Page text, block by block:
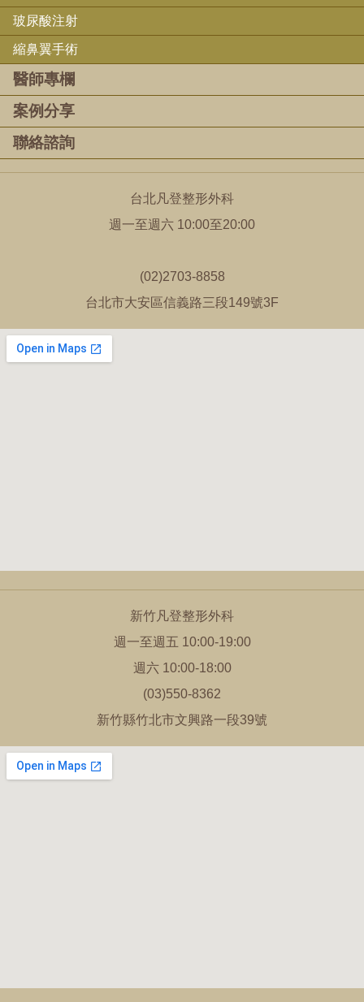
玻尿酸注射
縮鼻翼手術
醫師專欄
案例分享
聯絡諮詢
台北凡登整形外科
週一至週六 10:00至20:00
(02)2703-8858
台北市大安區信義路三段149號3F
新竹凡登整形外科
週一至週五 10:00-19:00
週六 10:00-18:00
(03)550-8362
新竹縣竹北市文興路一段39號